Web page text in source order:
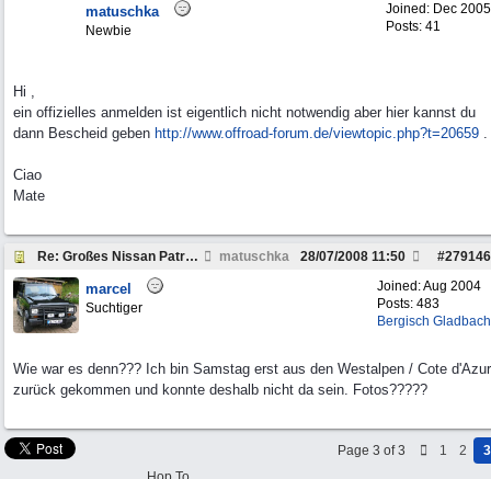
Joined: Dec 2005
Posts: 41
matuschka
Newbie
Hi ,
ein offizielles anmelden ist eigentlich nicht notwendig aber hier kannst du
dann Bescheid geben http://www.offroad-forum.de/viewtopic.php?t=20659 .
Ciao
Mate
Re: Großes Nissan Patrol-Treffen am 26. u. 27. Juli 20 matuschka #279146
28/07/2008 11:50
Joined:Aug 2004
Posts: 483
Bergisch Gladbach
marcel
Suchtiger
Wie war es denn??? Ich bin Samstag erst aus den Westalpen / Cote d'Azur
zurück gekommen und konnte deshalb nicht da sein. Fotos?????
Page 3 of 3 1 2
3